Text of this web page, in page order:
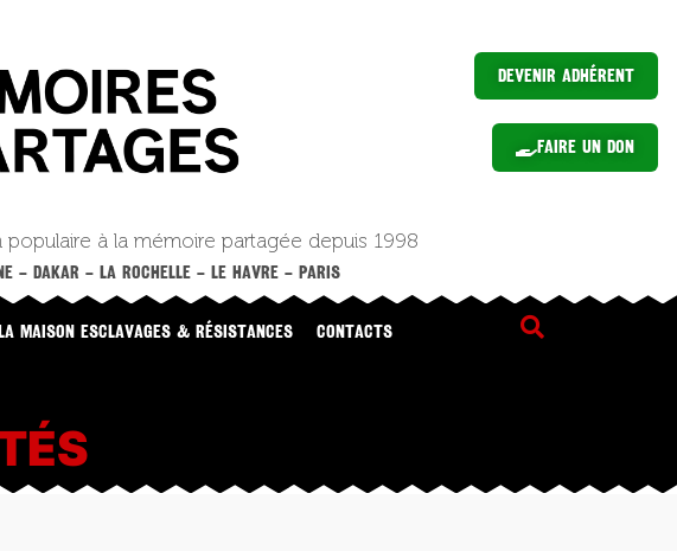
Devenir Adhérent
Faire un Don
populaire à la mémoire partagée depuis 1998
– DAKAR – LA ROCHELLE – LE HAVRE – PARIS
MAISON ESCLAVAGES & RÉSISTANCES CONTACTS